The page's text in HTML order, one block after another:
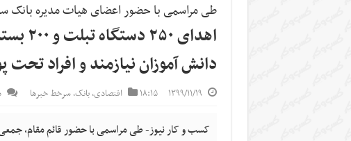
طی مراسمی با حضور اعضای هیات مدیره بانک
دانش آموزان نیازمند و افراد
۱۳۹۹/۱۱/۱۹ ۱۸:۱۵ اقتصادی,بانک,سرخط خبرها
کسب و کار نیوز- طی مراسمی با حضور قائم مقام،